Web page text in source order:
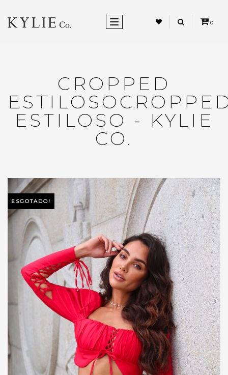
ALTERNAR NEVEGAÇÃO 0
CROPPED
ESTILOSO - KYLIE
CO.
ESGOTADO!